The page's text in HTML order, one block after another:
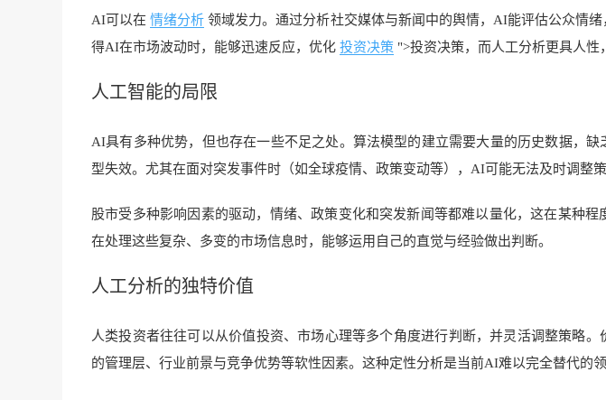
AI可以在 情绪分析 领域发力。通过分析社交媒体与新闻中的舆情，AI能评估公众情
得AI在市场波动时，能够迅速反应，优化 投资决策 ">投资决策，而人工分析更具人性
人工智能的局限
AI具有多种优势，但也存在一些不足之处。算法模型的建立需要大量的历史数据，
型失效。尤其在面对突发事件时（如全球疫情、政策变动等），AI可能无法及时调整策
股市受多种影响因素的驱动，情绪、政策变化和突发新闻等都难以量化，这在某种
在处理这些复杂、多变的市场信息时，能够运用自己的直觉与经验做出判断。
人工分析的独特价值
人类投资者往往可以从价值投资、市场心理等多个角度进行判断，并灵活调整策略。
的管理层、行业前景与竞争优势等软性因素。这种定性分析是当前AI难以完全替代的领